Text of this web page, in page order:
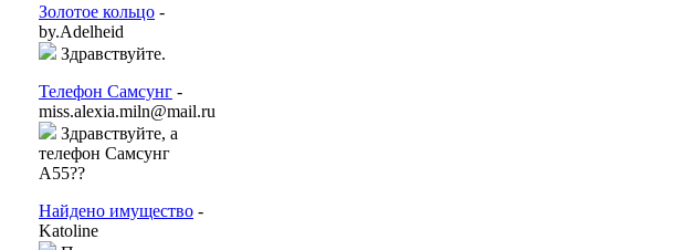
Золотое кольцо -
by.Adelheid
Здравствуйте.
Телефон Самсунг -
miss.alexia.miln@mail.ru
Здравствуйте, а
телефон Самсунг
А55??
Найдено имущество -
Katoline